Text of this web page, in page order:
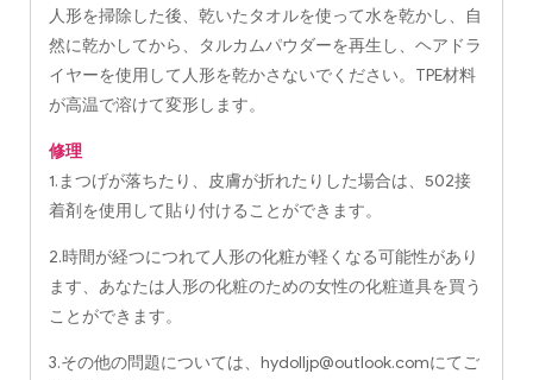
人形を掃除した後、乾いたタオルを使って水を乾かし、自
然に乾かしてから、タルカムパウダーを再生し、ヘアドラ
イヤーを使用して人形を乾かさないでください。TPE材料
が高温で溶けて変形します。
修理
1.まつげが落ちたり、皮膚が折れたりした場合は、502接
着剤を使用して貼り付けることができます。
2.時間が経つにつれて人形の化粧が軽くなる可能性があり
ます、あなたは人形の化粧のための女性の化粧道具を買う
ことができます。
3.その他の問題については、 hydolljp@outlook.comにてご